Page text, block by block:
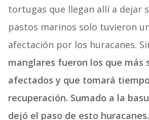
tortugas que llegan allí a dejar
pastos marinos solo tuvieron
afectación por los huracanes.
manglares fueron los que más
afectados y que tomará
recuperación. Sumado a la
dejó el paso de esto huracanes.